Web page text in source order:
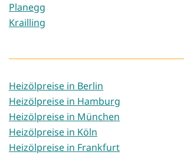
Planegg
Krailling
Heizölpreise in Berlin
Heizölpreise in Hamburg
Heizölpreise in München
Heizölpreise in Köln
Heizölpreise in Frankfurt